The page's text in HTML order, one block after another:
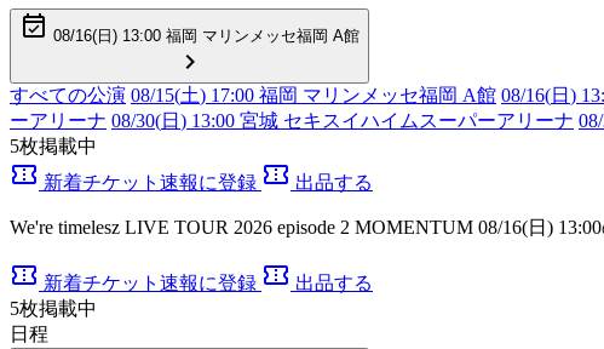
event_available 08/16( 日 ) 13:00 福岡 マリンメッセ福岡 A館
chevron_right
すべての公演 08/15(土) 17:00 福岡 マリンメッセ福岡 A館 08/16(日 )
ーアリーナ 08/30(日 ) 13:00 宮城 セキスイハイムスーパーアリーナ
5枚掲載中
confirmation_number 新着チケット速報に登録 confirmation_number 出品する
We're timelesz LIVE TOUR 2026 episode 2 MOMENTUM 08/16(日)
confirmation_number 新着チケット速報に登録 confirmation_number 出品する
5枚掲載中
日程